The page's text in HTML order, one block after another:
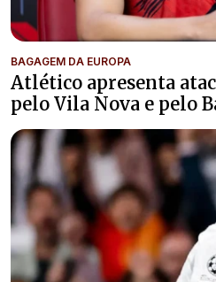
BAGAGEM DA EUROPA
Atlético apresenta
pelo Vila Nova e pelo